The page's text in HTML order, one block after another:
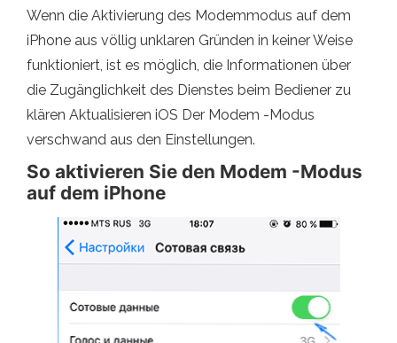
Wenn die Aktivierung des Modemmodus auf dem
iPhone aus völlig unklaren Gründen in keiner Weise
funktioniert, ist es möglich, die Informationen über
die Zugänglichkeit des Dienstes beim Bediener zu
klären Aktualisieren iOS Der Modem -Modus
verschwand aus den Einstellungen.
So aktivieren Sie den Modem -Modus
auf dem iPhone